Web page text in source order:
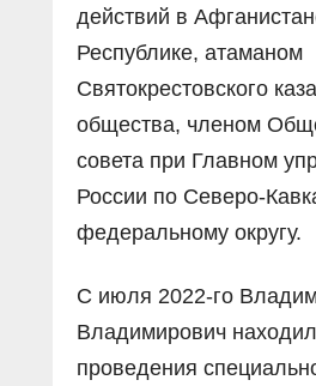
действий в
Республике, атаманом
Святокрестовского
общества, членом
совета при Главном
России по Северо-
федеральному округу.
С июля 2022-го
Владимирович
проведения